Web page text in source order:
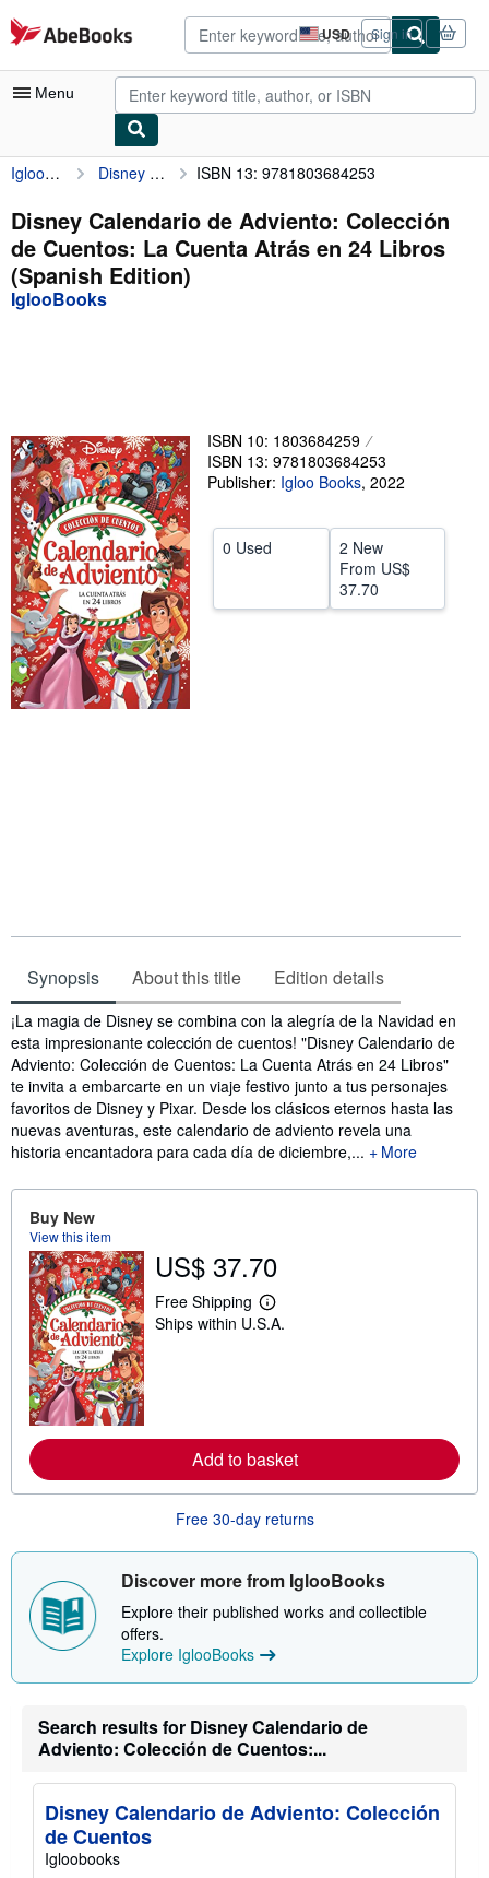
Skip to main content
AbeBooks.com USD
Site
shopping
preferences
Sign in
Menu
My Account
My Purchases
Advanced Search
Browse Collections
Sellers
Start Selling
Help
CLOSE
IglooBooks Disney Calendario de Adviento: Colección de Cuentos: La Cuenta Atrás en 24 Libros (Spanish Edition) ISBN 13: 9781803684253
Disney Calendario de Adviento: Colección
de Cuentos: La Cuenta Atrás en 24 Libros
(Spanish Edition)
IglooBooks
ISBN 10: 1803684259
ISBN 13: 9781803684253
Publisher: Igloo Books, 2022
0 Used
2 New
From US$
37.70
Synopsis About this title Edition details
Synopsis
¡La magia de Disney se combina con la alegría de la Navidad en
esta impresionante colección de cuentos! "Disney Calendario de
Adviento: Colección de Cuentos: La Cuenta Atrás en 24 Libros"
te invita a embarcarte en un viaje festivo junto a tus personajes
favoritos de Disney y Pixar. Desde los clásicos eternos hasta las
nuevas aventuras, este calendario de adviento revela una
historia encantadora para cada día de diciembre,...
More
Buy New
View this item
US$ 37.70
Free Shipping
L
e
e
a
t
h
p
i
g
a
s
Ships within U.S.A.
Add to basket
Free 30-day returns
Discover more from IglooBooks
Explore their published works and collectible
offers.
Explore IglooBooks
Search results for Disney Calendario de
Adviento: Colección de Cuentos:...
Disney Calendario de Adviento: Colección
de Cuentos
Igloobooks